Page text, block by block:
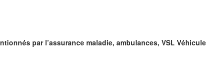
par l’assurance maladie, ambulances, VSL